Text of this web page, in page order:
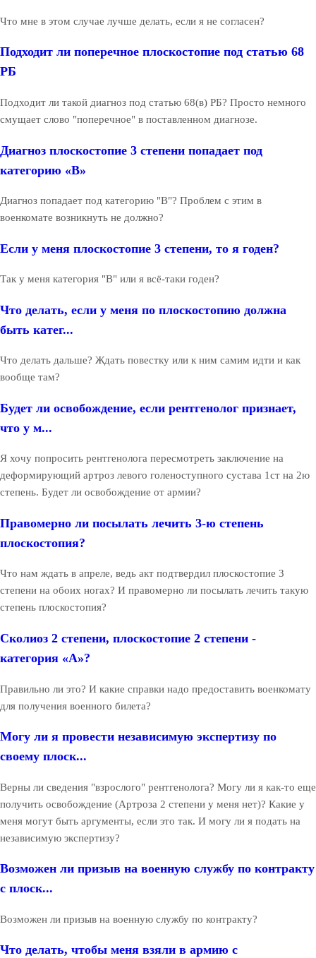
Что мне в этом случае лучше делать, если я не согласен?
Подходит ли поперечное плоскостопие под статью 68
РБ
Подходит ли такой диагноз под статью 68(в) РБ? Просто немного
смущает слово "поперечное" в поставленном диагнозе.
Диагноз плоскостопие 3 степени попадает под
категорию «В»
Диагноз попадает под категорию "В"? Проблем с этим в
военкомате возникнуть не должно?
Если у меня плоскостопие 3 степени, то я годен?
Так у меня категория "В" или я всё-таки годен?
Что делать, если у меня по плоскостопию должна
быть катег...
Что делать дальше? Ждать повестку или к ним самим идти и как
вообще там?
Будет ли освобождение, если рентгенолог признает,
что у м...
Я хочу попросить рентгенолога пересмотреть заключение на
деформирующий артроз левого голеноступного сустава 1ст на 2ю
степень. Будет ли освобождение от армии?
Правомерно ли посылать лечить 3-ю степень
плоскостопия?
Что нам ждать в апреле, ведь акт подтвердил плоскостопие 3
степени на обоих ногах? И правомерно ли посылать лечить такую
степень плоскостопия?
Сколиоз 2 степени, плоскостопие 2 степени -
категория «А»?
Правильно ли это? И какие справки надо предоставить военкомату
для получения военного билета?
Могу ли я провести независимую экспертизу по
своему плоск...
Верны ли сведения "взрослого" рентгенолога? Могу ли я как-то еще
получить освобождение (Артроза 2 степени у меня нет)? Какие у
меня могут быть аргументы, если это так. И могу ли я подать на
независимую экспертизу?
Возможен ли призыв на военную службу по контракту
с плоск...
Возможен ли призыв на военную службу по контракту?
Что делать, чтобы меня взяли в армию с